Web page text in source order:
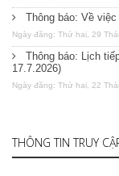
Thông báo: Về
Ngày đăng: Thứ hai, 29
Thông báo: Lịch
17.7.2026)
Ngày đăng: Thứ hai, 22
THÔNG TIN TRUY